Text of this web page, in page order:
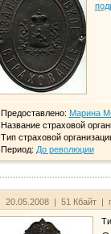
Предоставлено: Марина
Название страховой
Тип страховой
Период: До революции
20.05.2008 | 51 Кбайт |